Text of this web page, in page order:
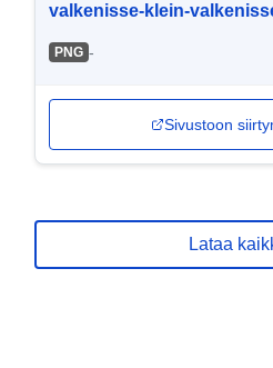
valkenisse-klein-
PNG -
Sivustoon
Lataa